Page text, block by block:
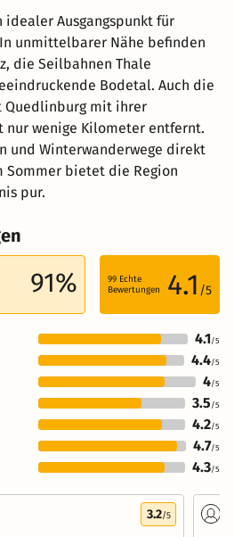
idealer Ausgangspunkt für
unmittelbarer Nähe befinden
die Seilbahnen Thale
Bodetal. Auch die
Quedlinburg mit ihrer
wenige Kilometer entfernt.
und Winterwanderwege direkt
Sommer bietet die Region
pur.
91% 99 Echte
Bewertungen
4.1 /5
4.1/5
4.4/5
4/5
3.5 /5
4.2/5
4.7/5
4.3/5
3.2/5